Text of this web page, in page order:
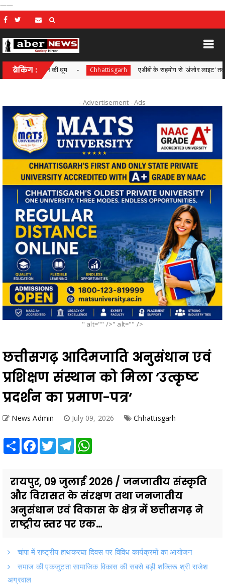
——
ब्रेकिंग :
की धूम Chhattisgarh एडीबी के सहयोग से 'अंजोर लाइट' तकनीकी
- Advertisement -Ads
" alt="" />" alt="" />
छत्तीसगढ़ आदिमजाति अनुसंधान एवं
प्रशिक्षण संस्थान को मिला ‘उत्कृष्ट
प्रदर्शन का प्रमाण-पत्र‘
News Admin July 09, 2026 Chhattisgarh
Share Facebook
TwitterTelegram
रायपुर, 09 जुलाई 2026 / जनजातीय संस्कृति
और विरासत के संरक्षण तथा जनजातीय
अनुसंधान एवं विकास के क्षेत्र में छत्तीसगढ़ ने
राष्ट्रीय स्तर पर एक...
चांपा में राष्ट्रीय हाथकरघा दिवस पर विविध कार्यक्रमों का आयोजन
समाज की एकजुटता सामाजिक विकास की सबसे बड़ी शक्तिरू श्री राजेश
अग्रवाल